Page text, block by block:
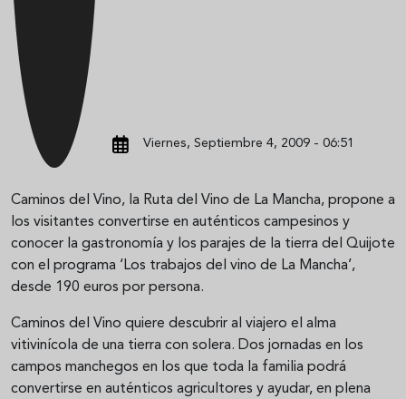
Viernes, Septiembre 4, 2009 - 06:51
Caminos del Vino, la Ruta del Vino de La Mancha, propone a
los visitantes convertirse en auténticos campesinos y
conocer la gastronomía y los parajes de la tierra del Quijote
con el programa ‘Los trabajos del vino de La Mancha’,
desde 190 euros por persona.
Caminos del Vino quiere descubrir al viajero el alma
vitivinícola de una tierra con solera. Dos jornadas en los
campos manchegos en los que toda la familia podrá
convertirse en auténticos agricultores y ayudar, en plena